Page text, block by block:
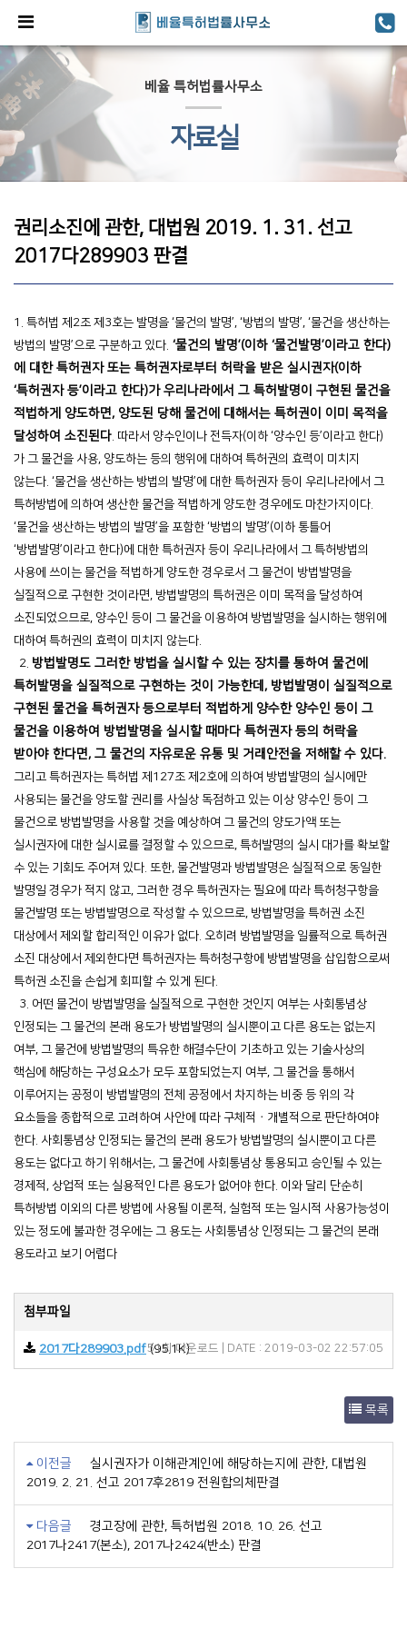
베율 특허법률사무소
자료실
권리소진에 관한, 대법원 2019. 1. 31. 선고
2017다289903 판결
1. 특허법 제2조 제3호는 발명을 ‘물건의 발명’, ‘방법의 발명’, ‘물건을 생산하는
방법의 발명’으로 구분하고 있다. ‘물건의 발명’(이하 ‘물건발명’이라고 한다)
에 대한 특허권자 또는 특허권자로부터 허락을 받은 실시권자(이하
‘특허권자 등’이라고 한다)가 우리나라에서 그 특허발명이 구현된 물건을
적법하게 양도하면, 양도된 당해 물건에 대해서는 특허권이 이미 목적을
달성하여 소진된다 . 따라서 양수인이나 전득자(이하 ‘양수인 등’이라고 한다)
가 그 물건을 사용, 양도하는 등의 행위에 대하여 특허권의 효력이 미치지
않는다. ‘물건을 생산하는 방법의 발명’에 대한 특허권자 등이 우리나라에서 그
특허방법에 의하여 생산한 물건을 적법하게 양도한 경우에도 마찬가지이다.
‘물건을 생산하는 방법의 발명’을 포함한 ‘방법의 발명’(이하 통틀어
‘방법발명’이라고 한다)에 대한 특허권자 등이 우리나라에서 그 특허방법의
사용에 쓰이는 물건을 적법하게 양도한 경우로서 그 물건이 방법발명을
실질적으로 구현한 것이라면, 방법발명의 특허권은 이미 목적을 달성하여
소진되었으므로, 양수인 등이 그 물건을 이용하여 방법발명을 실시하는 행위에
대하여 특허권의 효력이 미치지 않는다.
2. 방법발명도 그러한 방법을 실시할 수 있는 장치를 통하여 물건에
특허발명을 실질적으로 구현하는 것이 가능한데, 방법발명이 실질적으로
구현된 물건을 특허권자 등으로부터 적법하게 양수한 양수인 등이 그
물건을 이용하여 방법발명을 실시할 때마다 특허권자 등의 허락을
받아야 한다면, 그 물건의 자유로운 유통 및 거래안전을 저해할 수 있다.
그리고 특허권자는 특허법 제127조 제2호에 의하여 방법발명의 실시에만
사용되는 물건을 양도할 권리를 사실상 독점하고 있는 이상 양수인 등이 그
물건으로 방법발명을 사용할 것을 예상하여 그 물건의 양도가액 또는
실시권자에 대한 실시료를 결정할 수 있으므로, 특허발명의 실시 대가를 확보할
수 있는 기회도 주어져 있다. 또한, 물건발명과 방법발명은 실질적으로 동일한
발명일 경우가 적지 않고, 그러한 경우 특허권자는 필요에 따라 특허청구항을
물건발명 또는 방법발명으로 작성할 수 있으므로, 방법발명을 특허권 소진
대상에서 제외할 합리적인 이유가 없다. 오히려 방법발명을 일률적으로 특허권
소진 대상에서 제외한다면 특허권자는 특허청구항에 방법발명을 삽입함으로써
특허권 소진을 손쉽게 회피할 수 있게 된다.
3. 어떤 물건이 방법발명을 실질적으로 구현한 것인지 여부는 사회통념상
인정되는 그 물건의 본래 용도가 방법발명의 실시뿐이고 다른 용도는 없는지
여부, 그 물건에 방법발명의 특유한 해결수단이 기초하고 있는 기술사상의
핵심에 해당하는 구성요소가 모두 포함되었는지 여부, 그 물건을 통해서
이루어지는 공정이 방법발명의 전체 공정에서 차지하는 비중 등 위의 각
요소들을 종합적으로 고려하여 사안에 따라 구체적ㆍ개별적으로 판단하여야
한다. 사회통념상 인정되는 물건의 본래 용도가 방법발명의 실시뿐이고 다른
용도는 없다고 하기 위해서는, 그 물건에 사회통념상 통용되고 승인될 수 있는
경제적, 상업적 또는 실용적인 다른 용도가 없어야 한다. 이와 달리 단순히
특허방법 이외의 다른 방법에 사용될 이론적, 실험적 또는 일시적 사용가능성이
있는 정도에 불과한 경우에는 그 용도는 사회통념상 인정되는 그 물건의 본래
용도라고 보기 어렵다
첨부파일
2017다289903.pdf(95.1K)
51회 다운로드 | DATE : 2019-03-02 22:57:05
목록
이전글
실시권자가 이해관계인에 해당하는지에 관한, 대법원
2019. 2. 21. 선고 2017후2819 전원합의체판결
다음글
경고장에 관한, 특허법원 2018. 10. 26. 선고
2017나2417(본소), 2017나2424(반소) 판결